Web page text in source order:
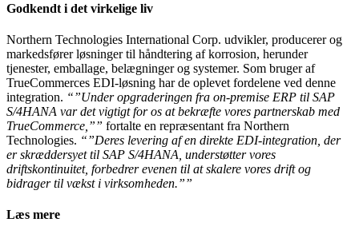
Godkendt i det virkelige liv
Northern Technologies International Corp. udvikler, producerer og
markedsfører løsninger til håndtering af korrosion, herunder
tjenester, emballage, belægninger og systemer. Som bruger af
TrueCommerces EDI-løsning har de oplevet fordelene ved denne
integration. “”Under opgraderingen fra on-premise ERP til SAP
S/4HANA var det vigtigt for os at bekræfte vores partnerskab med
TrueCommerce,”” fortalte en repræsentant fra Northern
Technologies. “”Deres levering af en direkte EDI-integration, der
er skræddersyet til SAP S/4HANA, understøtter vores
driftskontinuitet, forbedrer evenen til at skalere vores drift og
bidrager til vækst i virksomheden.””
Læs mere